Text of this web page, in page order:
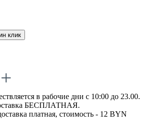
клик
в рабочие дни с 10:00 до 23.00.
БЕСПЛАТНАЯ.
платная, стоимость - 12 BYN